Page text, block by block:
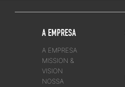
A EMPRESA
A EMPRESA
MISSION &
VISION
NOSSA